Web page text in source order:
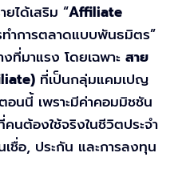
ได้เสริม “Affiliate
ทำการตลาดแบบพันธมิตร”
ที่มาแรง โดยเฉพาะ สาย
ที่เป็นกลุ่มแคมเปญ
อนนี้ เพราะมีค่าคอมมิชชัน
นต้องใช้จริงในชีวิตประจำ
ชื่อ, ประกัน และการลงทุน